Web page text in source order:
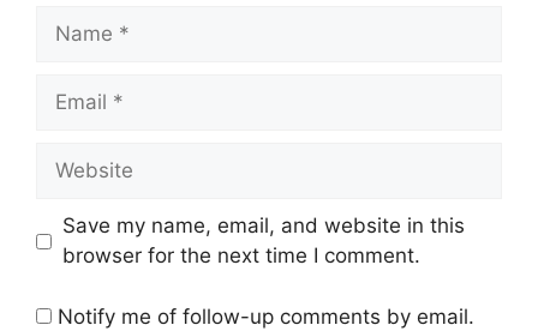
Name
Email
Website
Save my name, email, and website in this
browser for the next time I comment.
Notify me of follow-up comments by email.